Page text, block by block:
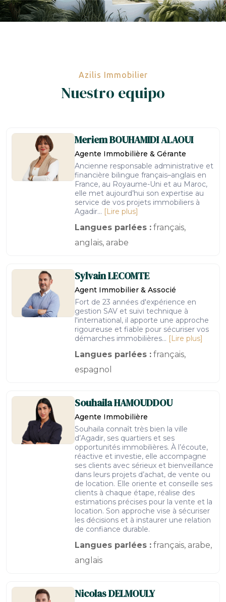
Azilis Immobilier
Nuestro equipo
MeriemBOUHAMIDI ALAOUI
Agente Immobilière & Gérante
Ancienne responsable administrative et
financière bilingue français–anglais en
France, au Royaume-Uni et au Maroc,
elle met aujourd’hui son expertise au
service de vos projets immobiliers à
Agadir... [Lire plus]
Langues parlées : français,
anglais, arabe
SylvainLECOMTE
Agent Immobilier & Associé
Fort de 23 années d'expérience en
gestion SAV et suivi technique à
l'international, il apporte une approche
rigoureuse et fiable pour sécuriser vos
démarches immobilières... [Lire plus]
Langues parlées : français,
espagnol
SouhailaHAMOUDDOU
Agente Immobilière
Souhaila connaît très bien la ville
d’Agadir, ses quartiers et ses
opportunités immobilières. À l’écoute,
réactive et investie, elle accompagne
ses clients avec sérieux et bienveillance
dans leurs projets d’achat, de vente ou
de location. Elle oriente et conseille ses
clients à chaque étape, réalise des
estimations précises pour la vente et la
location. Son approche vise à sécuriser
les décisions et à instaurer une relation
de confiance durable.
Langues parlées : français, arabe,
anglais
NicolasDELMOULY